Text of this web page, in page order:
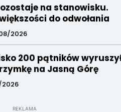
na stanowisku.
do odwołania
2026
200 pątników
na Jasną Górę
REKLAMA